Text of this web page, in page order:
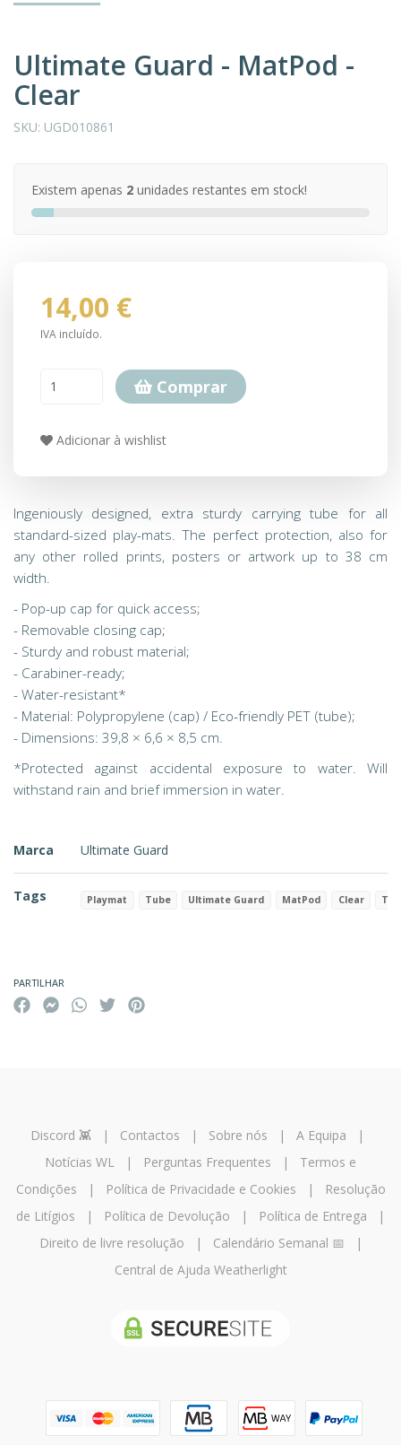
Ultimate Guard - MatPod -
Clear
SKU: UGD010861
Existem apenas 2 unidades restantes em stock!
14,00 €
IVA incluído.
Comprar
Adicionar à wishlist
Ingeniously designed, extra sturdy carrying tube for all
standard-sized play-mats. The perfect protection, also for
any other rolled prints, posters or artwork up to 38 cm
width.
- Pop-up cap for quick access;
- Removable closing cap;
- Sturdy and robust material;
- Carabiner-ready;
- Water-resistant*
- Material: Polypropylene (cap) / Eco-friendly PET (tube);
- Dimensions: 39,8 × 6,6 × 8,5 cm.
*Protected against accidental exposure to water. Will
withstand rain and brief immersion in water.
Marca Ultimate Guard
Tags Playmat Tube Ultimate Guard MatPod Clear
PARTILHAR
Discord 👾 | Contactos | Sobre nós | A Equipa |
Notícias WL | Perguntas Frequentes | Termos e
Condições | Política de Privacidade e Cookies |
Resolução
de Litígios | Política de Devolução | Política de Entrega |
Direito de livre resolução | Calendário Semanal 📅 |
Central de Ajuda Weatherlight